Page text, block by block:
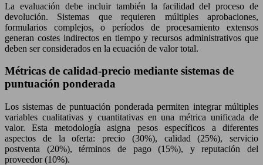
La evaluación debe incluir también la facilidad del proceso de
devolución. Sistemas que requieren múltiples aprobaciones,
formularios complejos, o períodos de procesamiento extensos
generan costes indirectos en tiempo y recursos administrativos que
deben ser considerados en la ecuación de valor total.
Métricas de calidad-precio mediante sistemas de
puntuación ponderada
Los sistemas de puntuación ponderada permiten integrar múltiples
variables cualitativas y cuantitativas en una métrica unificada de
valor. Esta metodología asigna pesos específicos a diferentes
aspectos de la oferta: precio (30%), calidad (25%), servicio
postventa (20%), términos de pago (15%), y reputación del
proveedor (10%).